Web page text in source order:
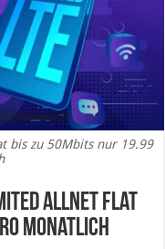
bis zu 50Mbits nur 19.99
Allnet Flat
monatlich